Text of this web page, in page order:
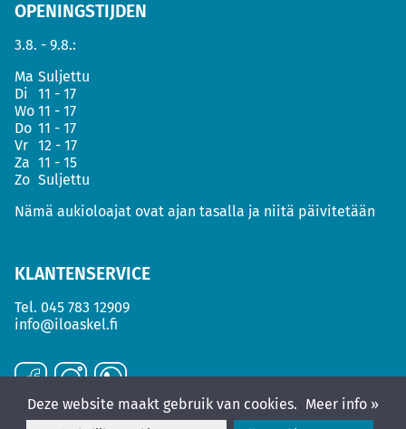
OPENINGSTIJDEN
3.8. - 9.8.:
Ma Suljettu
Di
11 - 17
Wo 11 - 17
Do 11 - 17
Vr 12 - 17
Za 11 - 15
Zo Suljettu
Nämä aukioloajat ovat ajan tasalla ja niitä päivitetään
KLANTENSERVICE
Tel. 045 783 12909
info@iloaskel.fi
Deze website maakt gebruik van cookies. Meer info »